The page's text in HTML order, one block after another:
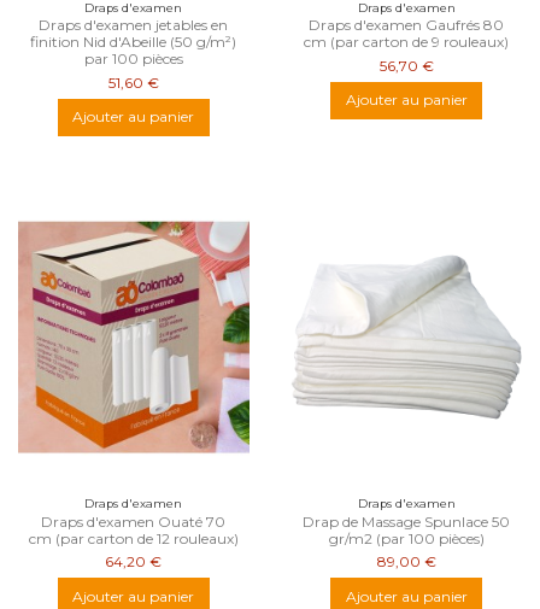
Draps d'examen
Draps d'examen jetables en
finition Nid d'Abeille (50 g/m²)
par 100 pièces
51,60 €
Ajouter au panier
Draps d'examen
Draps d'examen Gaufrés 80
cm (par carton de 9 rouleaux)
56,70 €
Ajouter au panier
Draps d'examen
Draps d'examen Ouaté 70
cm (par carton de 12 rouleaux)
64,20 €
Ajouter au panier
Draps d'examen
Drap de Massage Spunlace 50
gr/m2 (par 100 pièces)
89,00 €
Ajouter au panier